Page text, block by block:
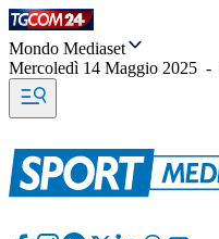
Mondo Mediaset
Mercoledì 14 Maggio 2025 -